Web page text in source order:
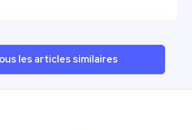
les articles similaires